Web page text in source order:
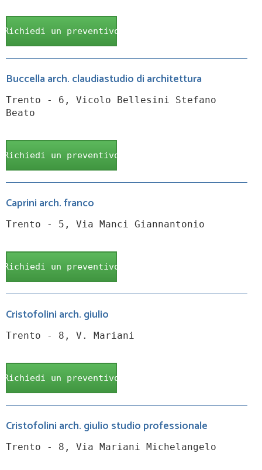
Richiedi un preventivo
Buccella arch. claudiastudio di architettura
Trento - 6, Vicolo Bellesini Stefano
Beato
Richiedi un preventivo
Caprini arch. franco
Trento - 5, Via Manci Giannantonio
Richiedi un preventivo
Cristofolini arch. giulio
Trento - 8, V. Mariani
Richiedi un preventivo
Cristofolini arch. giulio studio professionale
Trento - 8, Via Mariani Michelangelo